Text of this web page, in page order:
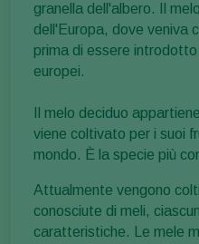
granella dell'albero. Il
dell'Europa, dove veniva
prima di essere
europei.
Il melo deciduo
viene coltivato per i suoi
mondo. È la specie più
Attualmente vengono
conosciute di meli,
caratteristiche. Le mele